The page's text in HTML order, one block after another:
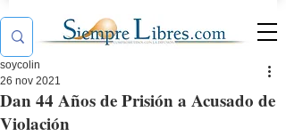
Dan 44 Años de Prisión a Acusado de
Violación
soycolin
26 nov 2021